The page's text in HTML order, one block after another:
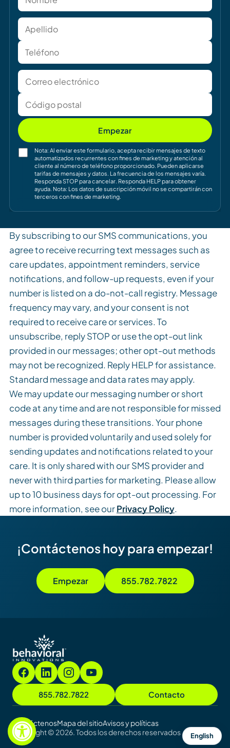
Empezar
Nota: Al enviar este formulario, acepta recibir mensajes de texto
automatizados recurrentes con fines de marketing y atención al
cliente al número de teléfono proporcionado. Pueden aplicarse
tarifas de mensajes y datos. La frecuencia de los mensajes varía.
Responda STOP para cancelar. Responda HELP para obtener
ayuda. Nota: Los datos de suscripción móvil no se compartirán con
terceros con fines de marketing.
By subscribing to our SMS communications, you
agree to receive recurring text messages such as
care updates, appointment reminders, service
notifications, and follow-up requests, even if your
number is listed on a do-not-call registry. Message
frequency may vary, and your consent is not
required to receive care or services. To
unsubscribe, reply STOP or use the opt-out link
provided in our messages; other opt-out methods
may not be recognized. Reply HELP for assistance.
Standard message and data rates may apply.
We may update our messaging number or short
code at any time and are not responsible for missed
messages during these transitions. Your phone
number is provided voluntarily and used solely for
sending updates and notifications related to your
care. It is only shared with our SMS provider and
never with third parties for marketing. Please allow
up to 10 business days for opt-out processing. For
more information, see ourPrivacy Policy.
¡Contáctenos hoy para empezar!
Empezar 855.782.7822
855.782.7822 Contacto
ContáctenosMapa del sitioAvisos y políticas
Copyright © 2026. Todos los derechos reservados
English